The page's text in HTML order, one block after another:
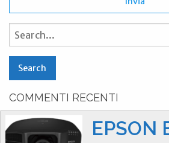
Search
for:
COMMENTI RECENTI
EPSON